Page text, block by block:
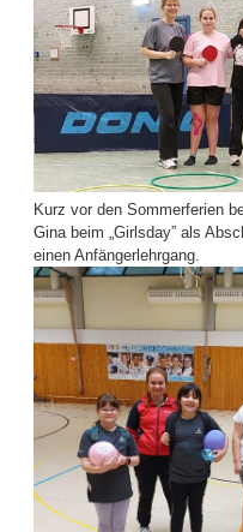
Kurz vor den Sommerferien
Gina beim „Girlsday” als
einen Anfängerlehrgang.